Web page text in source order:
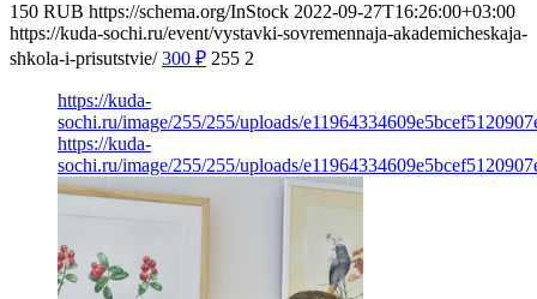
150 RUB https://schema.org/InStock 2022-09-27T16:26:00+03:00
https://kuda-sochi.ru/event/vystavki-sovremennaja-akademicheskaja-
shkola-i-prisutstvie/ 300 ₽ 255 2
https://kuda-
sochi.ru/image/255/255/uploads/
https://kuda-
sochi.ru/image/255/255/uploads/